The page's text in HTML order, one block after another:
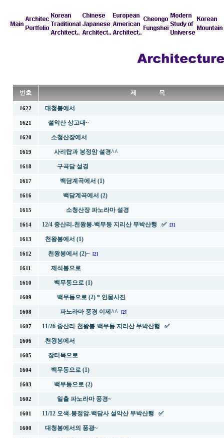
번호 제 목
1622 대청봉에서
1621 설악산 상고대~
1620 소청산장에서
1619 사리탑과 봉정암 설경^^
1618 구곡담 설경
1617 백담계곡에서 (1)
1616 백담계곡에서 (2)
1615 소청산장 파노라마 설경
1614 12/4 중산리-천왕봉-백무동 지리산 무박산행 ✅ [3]
1613 천왕봉에서 (1)
1612 천왕봉에서 (2)~ [2]
1611 제석봉으로
1610 백무동으로 (1)
1609 백무동으로 (2) * 인물사진
1608 파노라마 풍경 이제^^ [2]
1607 11/26 중산리-천왕봉-백무동 지리산 무박산행 ✅
1606 천왕봉에서
1605 장터목으로
1604 백무동으로 (1)
1603 백무동으로 (2)
1602 일출 파노라마 풍경~
1601 11/12 오색-봉정암-백담사 설악산 무박산행 ✅
1600 대청봉에서의 풍광~